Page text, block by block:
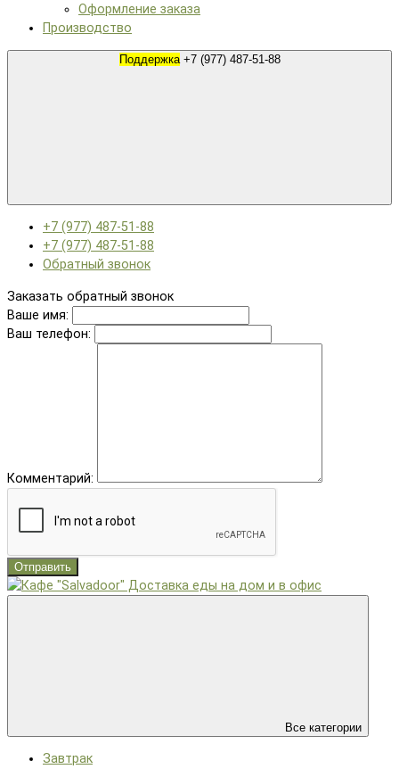
Оформление заказа
Производство
Поддержка +7 (977) 487-51-88
+7 (977) 487-51-88
+7 (977) 487-51-88
Обратный звонок
Заказать обратный звонок
Ваше имя:
Ваш телефон:
Комментарий:
Отправить
Все категории
Завтрак